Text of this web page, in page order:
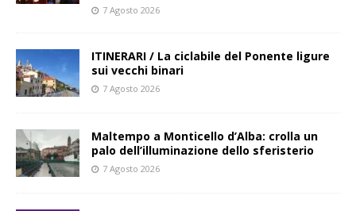
7 Agosto 2026
ITINERARI / La ciclabile del Ponente ligure
sui vecchi binari
7 Agosto 2026
Maltempo a Monticello d’Alba: crolla un
palo dell’illuminazione dello sferisterio
7 Agosto 2026